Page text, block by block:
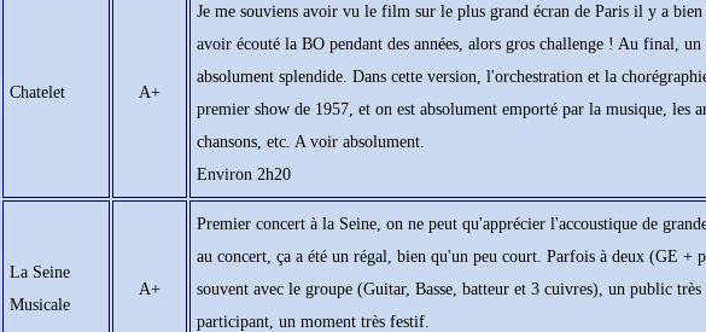
Chatelet A+
Je me souviens avoir vu le film sur le plus grand écran de Paris il y a
avoir écouté la BO pendant des années, alors gros challenge ! Au final, un
absolument splendide. Dans cette version, l'orchestration et la
premier show de 1957, et on est absolument emporté par la musique, les
chansons, etc. A voir absolument.
Environ 2h20
La Seine
Musicale
A+
Premier concert à la Seine, on ne peut qu'apprécier l'accoustique de
au concert, ça a été un régal, bien qu'un peu court. Parfois à deux (GE +
souvent avec le groupe (Guitar, Basse, batteur et 3 cuivres), un public
participant, un moment très festif.